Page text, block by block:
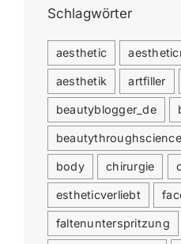
Schlagwörter
aesthetic
aesthetik artfiller
beautyblogger_de
beautythroughscience
body chirurgie
estheticverliebt
faltenunterspritzung